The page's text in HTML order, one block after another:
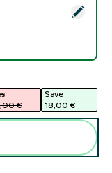
legíny Active s
€‎
Save
18,00 €‎